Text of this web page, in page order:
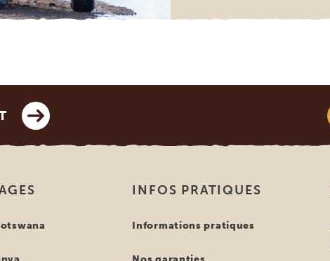
INFOS PRATIQUES
Informations pratiques